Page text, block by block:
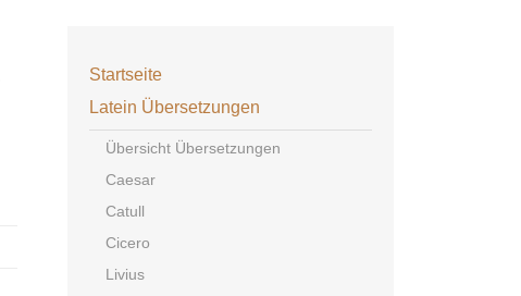
Startseite
Latein Übersetzungen
Übersicht Übersetzungen
Caesar
Catull
Cicero
Livius